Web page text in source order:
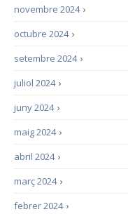
›
novembre 2024
›
octubre 2024
›
setembre 2024
›
juliol 2024
›
juny 2024
›
maig 2024
›
abril 2024
›
març 2024
›
febrer 2024